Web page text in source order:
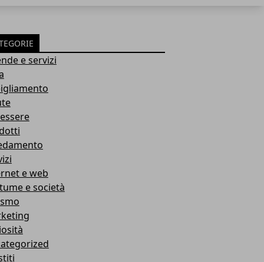
e servizi
e web
e società